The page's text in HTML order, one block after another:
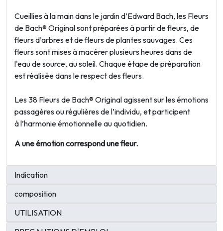
Cueillies à la main dans le jardin d’Edward Bach, les Fleurs
de Bach® Original sont préparées à partir de fleurs, de
fleurs d’arbres et de fleurs de plantes sauvages. Ces
fleurs sont mises à macérer plusieurs heures dans de
l'eau de source, au soleil. Chaque étape de préparation
est réalisée dans le respect des fleurs.
Les 38 Fleurs de Bach® Original agissent sur les émotions
passagères ou régulières de l’individu, et participent
à l’harmonie émotionnelle au quotidien.
A une émotion correspond une fleur.
Indication
composition
UTILISATION